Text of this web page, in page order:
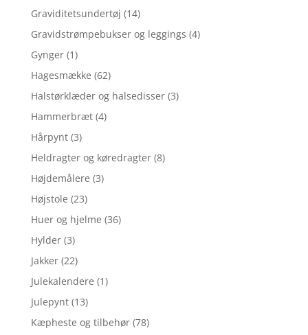
Graviditetsundertøj (14)
Gravidstrømpebukser og leggings (4)
Gynger (1)
Hagesmække (62)
Halstørklæder og halsedisser (3)
Hammerbræt (4)
Hårpynt (3)
Heldragter og køredragter (8)
Højdemålere (3)
Højstole (23)
Huer og hjelme (36)
Hylder (3)
Jakker (22)
Julekalendere (1)
Julepynt (13)
Kæpheste og tilbehør (78)